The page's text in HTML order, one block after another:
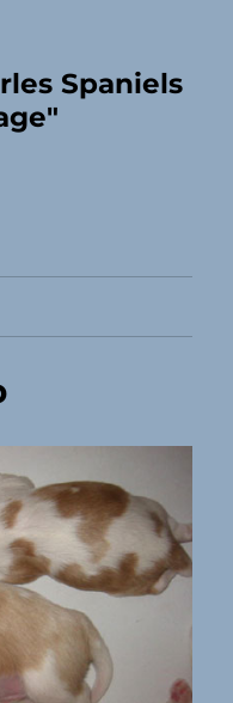
Spaniels